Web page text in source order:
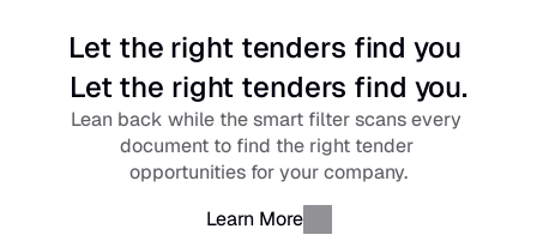
Let the right tenders find you
Let the right tenders find you.
Lean back while the smart filter scans every
document to find the right tender
opportunities for your company.
Learn More